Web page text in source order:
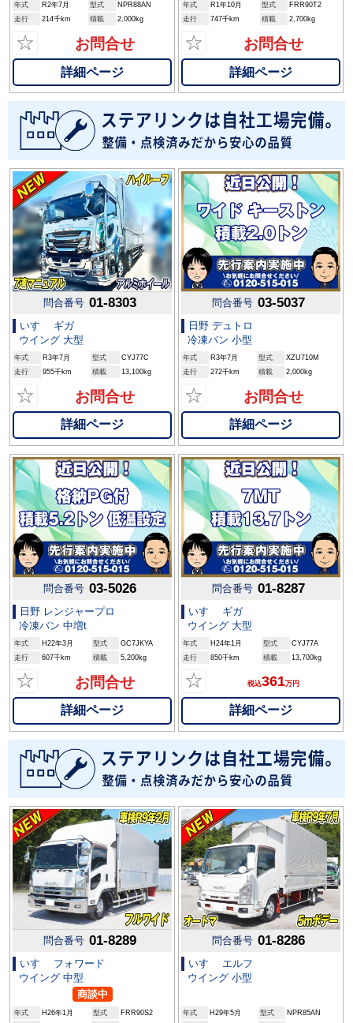
年式 R2年7月 型式
NPR88AN
走行
214千km 積載 2,000kg
☆ お問合せ
詳細ページ
年式 R1年10月 型式
FRR90T2
走行
747千km 積載 2,700kg
☆ お問合せ
詳細ページ
問合番号 01-8303
いすゞ ギガ
ウイング 大型
年式 R3年7月 型式
CYJ77C
走行
955千km 積載 13,100kg
☆ お問合せ
詳細ページ
問合番号 03-5037
日野 デュトロ
冷凍バン 小型
年式 R3年7月 型式
XZU710M
走行
272千km 積載 2,000kg
☆ お問合せ
詳細ページ
問合番号 03-5026
日野 レンジャープロ
冷凍バン 中増t
年式 H22年3月 型式
GC7JKYA
走行
607千km 積載 5,200kg
☆ お問合せ
詳細ページ
問合番号 01-8287
いすゞ ギガ
ウイング 大型
年式 H24年1月 型式
CYJ77A
走行
850千km 積載 13,700kg
☆ 税込361万円
詳細ページ
問合番号 01-8289
いすゞ フォワード
ウイング 中型
商談中
年式 H26年1月 型式 FRR90S2
問合番号 01-8286
いすゞ エルフ
ウイング 小型
年式 H29年5月 型式 NPR85AN